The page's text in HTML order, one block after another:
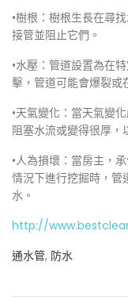
•樹根：樹根生長在尋
接管並阻止它們。
•水壓：管道設置為在
擊，管道可能會爆裂或
•天氣變化：當天氣變
阻塞水流或變得很厚，
•人為損壞：當房主，
情況下進行挖掘時，管
水。
http://
通水管, 防水